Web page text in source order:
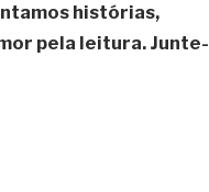
histórias,
pela leitura. Junte-